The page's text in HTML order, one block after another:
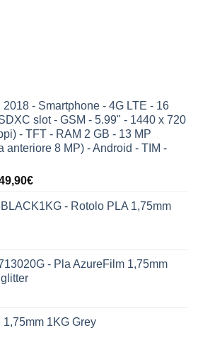
2018 - Smartphone - 4G LTE - 16
slot - GSM - 5.99" - 1440 x 720
- TFT - RAM 2 GB - 13 MP
anteriore 8 MP) - Android - TIM -
€Il
attuale- Rotolo PLA 1,75mm
- Pla AzureFilm 1,75mm
1,75mm 1KG Grey